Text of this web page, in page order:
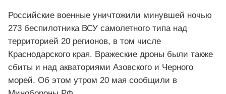
Российские военные уничтожили минувшей ночью
273 беспилотника ВСУ самолетного типа над
территорией 20 регионов, в том числе
Краснодарского края. Вражеские дроны были также
сбиты и над акваториями Азовского и Черного
морей. Об этом утром 20 мая сообщили в